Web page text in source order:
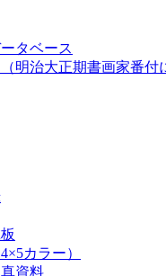
タベース
明治大正期書画家番付
カラー）
資料